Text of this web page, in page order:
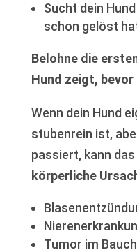
Sucht dein
schon gelöst
Belohne die
Hund zeigt,
Wenn dein Hund
stubenrein ist,
passiert, kann
körperliche
Tumor im